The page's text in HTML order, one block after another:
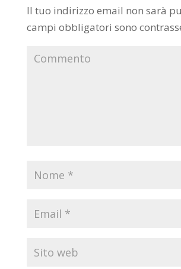
Il tuo indirizzo email non sarà
campi obbligatori sono